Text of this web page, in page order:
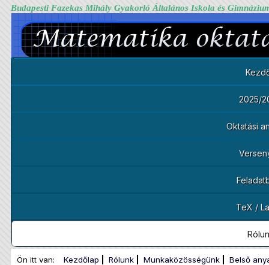
Budapesti Fazekas Mihály Gyakorló Általános Iskola és
2025/
Oktatási
TeX /
Ön itt van: Kezdőlap Rólunk Munkaközösségünk Belső